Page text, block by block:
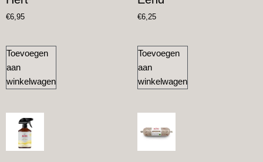
€6,95
Toevoegen
aan
winkelwagen
€6,25
Toevoegen
aan
winkelwagen